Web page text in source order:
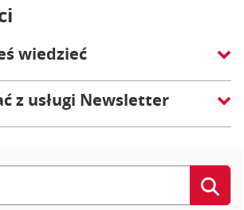
wiedzieć
z usługi Newsletter